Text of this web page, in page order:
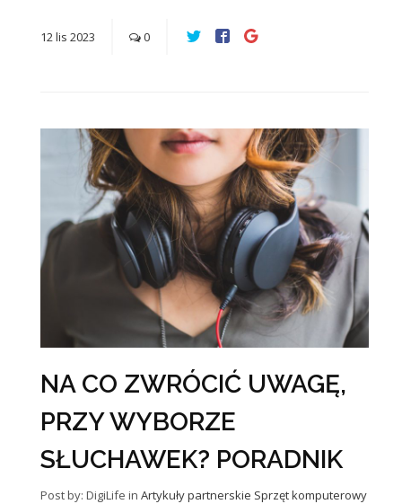
12lis 2023 0
NA CO ZWRÓCIĆ UWAGĘ,
PRZY WYBORZE
SŁUCHAWEK? PORADNIK
Post by: DigiLife in Artykuły partnerskie Sprzęt komputerowy